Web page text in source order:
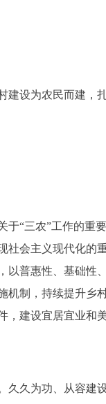
设为农民而建，
“三农”工作的重
社会主义现代化的
以普惠性、基础性
机制，持续提升乡
建设宜居宜业和美
久为功、从容建